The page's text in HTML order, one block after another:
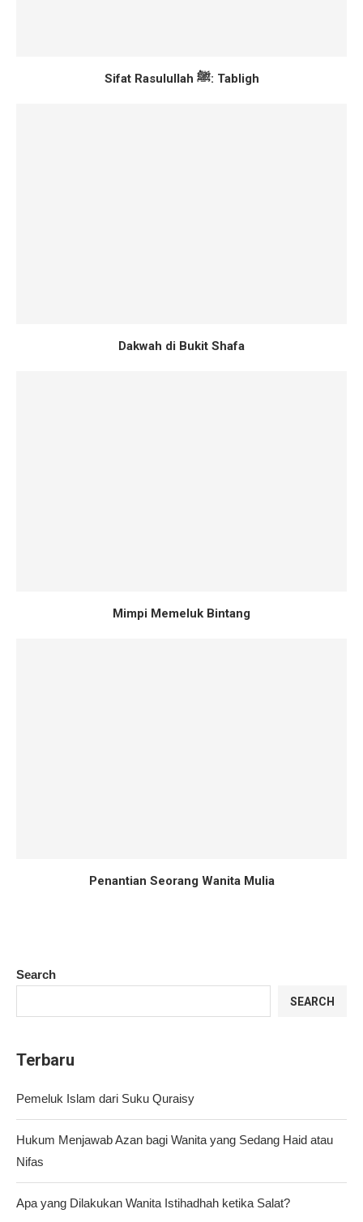
Sifat Rasulullah ﷺ: Tabligh
Dakwah di Bukit Shafa
Mimpi Memeluk Bintang
Penantian Seorang Wanita Mulia
Search
SEARCH
Terbaru
Pemeluk Islam dari Suku Quraisy
Hukum Menjawab Azan bagi Wanita yang Sedang Haid atau
Nifas
Apa yang Dilakukan Wanita Istihadhah ketika Salat?